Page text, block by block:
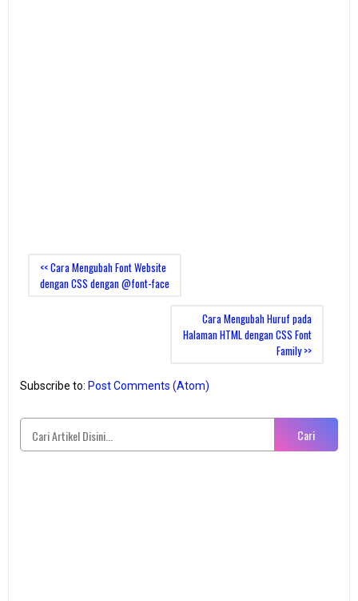
<< Cara Mengubah Font Website
dengan CSS dengan @font-face
Cara Mengubah Huruf pada
Halaman HTML dengan CSS Font
Family >>
Subscribe to: Post Comments (Atom)
Cari